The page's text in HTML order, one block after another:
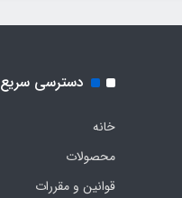
دسترسی سریع
خانه
محصولات
قوانین و مقررات